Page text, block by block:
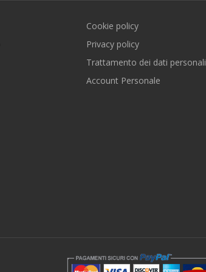
Cookie policy
Privacy policy
Trattamento dei dati personali
Account Personale